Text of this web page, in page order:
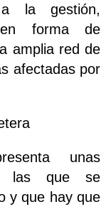
la gestión,
en forma de
amplia red de
afectadas por
unas
las que se
y que hay que